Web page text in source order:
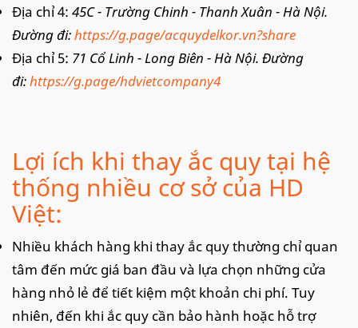
Địa chỉ 4: 45C - Trường Chinh - Thanh Xuân - Hà Nội.
Đường đi:https://g.page/acquydelkor.vn?share
Địa chỉ 5: 71 Cổ Linh - Long Biên - Hà Nội. Đường
đi:https://g.page/hdvietcompany4
Lợi ích khi thay ắc quy tại hệ
thống nhiều cơ sở của HD
Việt:
Nhiều khách hàng khi thay ắc quy thường chỉ quan
tâm đến mức giá ban đầu và lựa chọn những cửa
hàng nhỏ lẻ để tiết kiệm một khoản chi phí. Tuy
nhiên, đến khi ắc quy cần bảo hành hoặc hỗ trợ